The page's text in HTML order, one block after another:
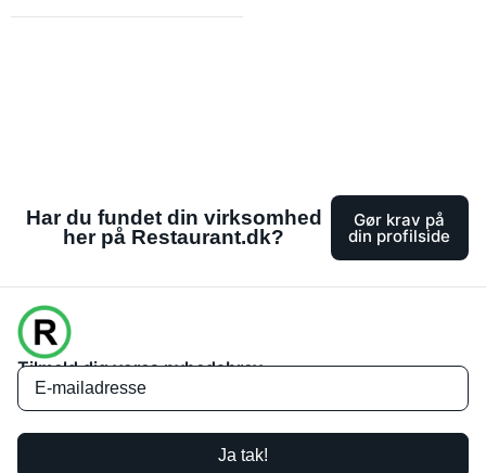
Har du fundet din virksomhed
her på Restaurant.dk?
Gør krav på
din profilside
Tilmeld dig vores nyhedsbrev
Ja tak!